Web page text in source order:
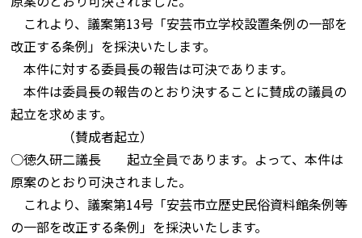
これより、議案第13号「安芸市立学校設置条例の一部を
改正する条例」を採決いたします。
本件に対する委員長の報告は可決であります。
本件は委員長の報告のとおり決することに賛成の議員の
起立を求めます。
（賛成者起立）
○徳久研二議長 起立全員であります。よって、本件は
原案のとおり可決されました。
これより、議案第14号「安芸市立歴史民俗資料館条例等
の一部を改正する条例」を採決いたします。